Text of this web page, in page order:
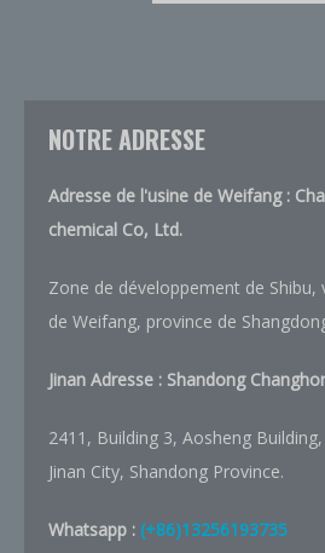
NOTRE ADRESSE
Adresse de l'usine de Weifang :
chemical Co, Ltd.
Zone de développement de Shibu,
de Weifang, province de
Jinan Adresse : Shandong
2411, Building 3, Aosheng
Jinan City, Shandong Province.
Whatsapp : (+86)13256193735